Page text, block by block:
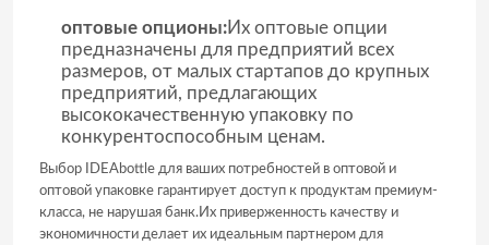
оптовые опционы:Их оптовые опции
предназначены для предприятий всех
размеров, от малых стартапов до крупных
предприятий, предлагающих
высококачественную упаковку по
конкурентоспособным ценам.
Выбор IDEAbottle для ваших потребностей в оптовой и
оптовой упаковке гарантирует доступ к продуктам премиум-
класса, не нарушая банк.Их приверженность качеству и
экономичности делает их идеальным партнером для